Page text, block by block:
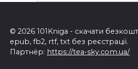
© 2026 101Kniga - скачати
epub, fb2, rtf, txt без реєстрації.
Партнёр: https://tea-sky.com.ua/